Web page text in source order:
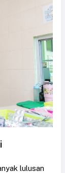
lulusan